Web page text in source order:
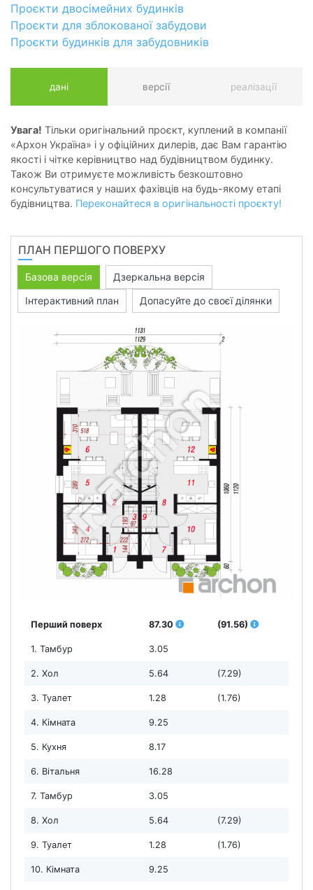
Проєкти двосімейних будинків
Проєкти для зблокованої забудови
Проєкти будинків для забудовників
дані версії реалізації
Увага! Тільки оригінальний проєкт, куплений в компанії
«Архон Україна» і у офіційних дилерів, дає Вам гарантію
якості і чітке керівництво над будівництвом будинку.
Також Ви отримуєте можливість безкоштовно
консультуватися у наших фахівців на будь-якому етапі
будівництва. Переконайтеся в оригінальності проєкту!
ПЛАН ПЕРШОГО ПОВЕРХУ
Базова версія
Дзеркальна версія
Інтерактивний план
Допасуйте до своєї ділянки
Перший поверх 87.30 (91.56)
1. Тамбур 3.05
2. Хол 5.64 (7.29)
3. Туалет 1.28 (1.76)
4. Кімната 9.25
5. Кухня 8.17
6. Вітальня 16.28
7. Тамбур 3.05
8. Хол 5.64 (7.29)
9. Туалет 1.28 (1.76)
10. Кімната 9.25